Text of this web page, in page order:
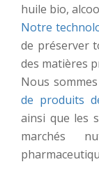
huile bio,
Notre
de préserver
des matières
Nous
de produits
ainsi que les
marchés